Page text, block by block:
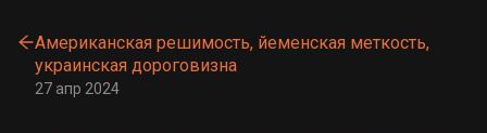
Американская решимость, йеменская меткость,
украинская дороговизна
27 апр 2024